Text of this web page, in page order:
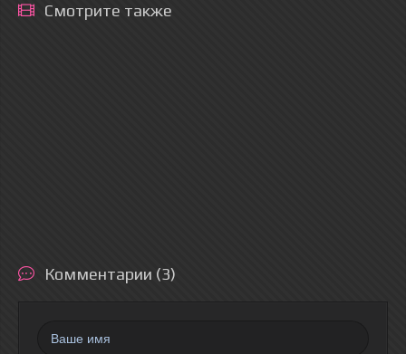
Смотрите также
Комментарии (3)